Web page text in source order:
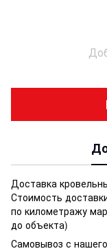
Доставка
Стоимость
по километражу
до объекта)
Самовывоз с